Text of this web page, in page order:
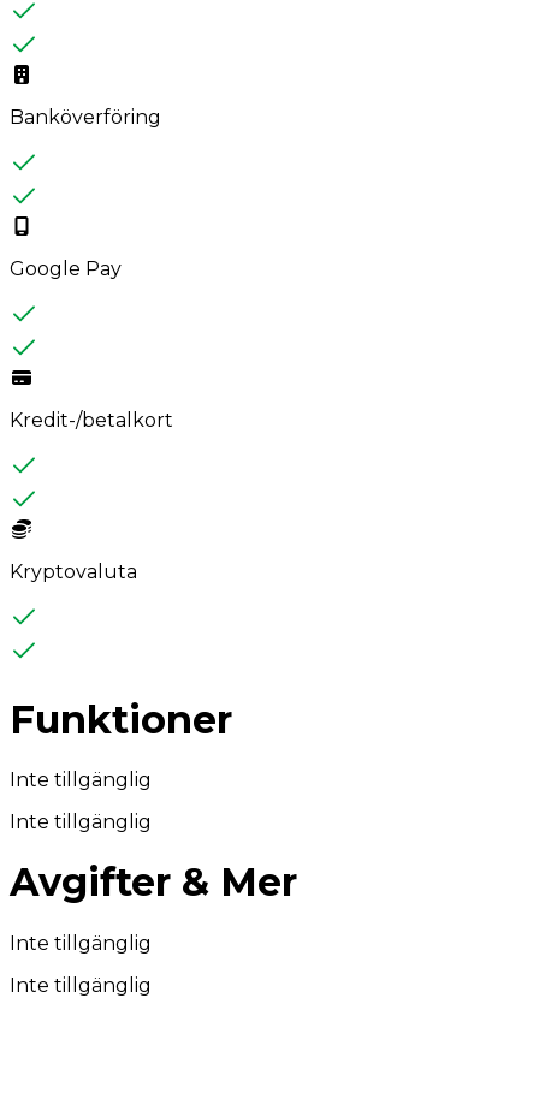
Banköverföring
Google Pay
Kredit-/betalkort
Kryptovaluta
Funktioner
Inte tillgänglig
Inte tillgänglig
Avgifter & Mer
Inte tillgänglig
Inte tillgänglig